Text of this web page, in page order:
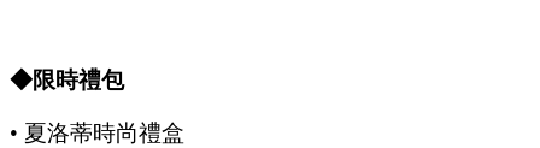
◆限時禮包
• 夏洛蒂時尚禮盒